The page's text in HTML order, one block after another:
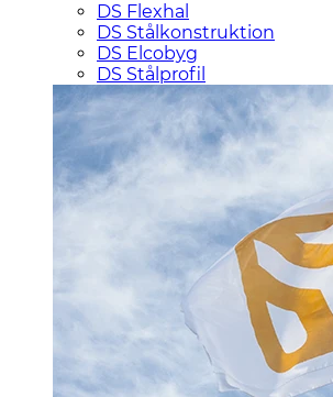
DS Flexhal
DS Stålkonstruktion
DS Elcobyg
DS Stålprofil